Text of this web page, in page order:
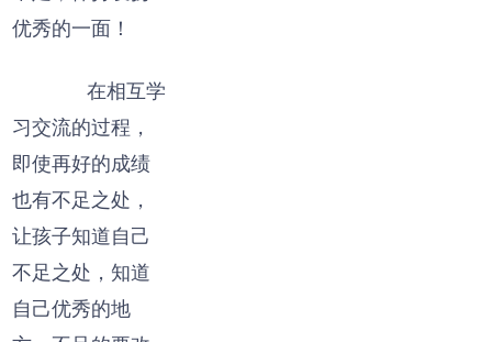
优秀的一面！
在相互学
习交流的过程，
即使再好的成绩
也有不足之处，
让孩子知道自己
不足之处，知道
自己优秀的地